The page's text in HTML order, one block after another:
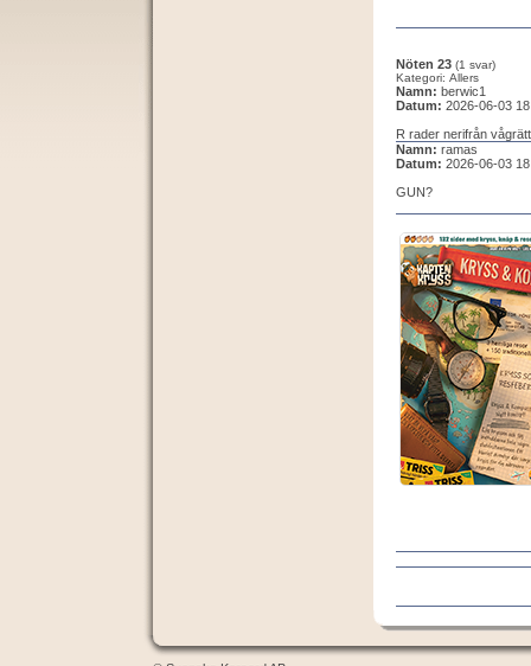
Nöten 23 (1 svar)
Kategori: Allers
Namn: berwic1
Datum: 2026-06-03
R rader nerifrån
Namn: ramas
Datum: 2026-06-03
GUN?